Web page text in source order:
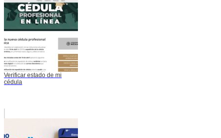
Verificar estado de mi
cédula